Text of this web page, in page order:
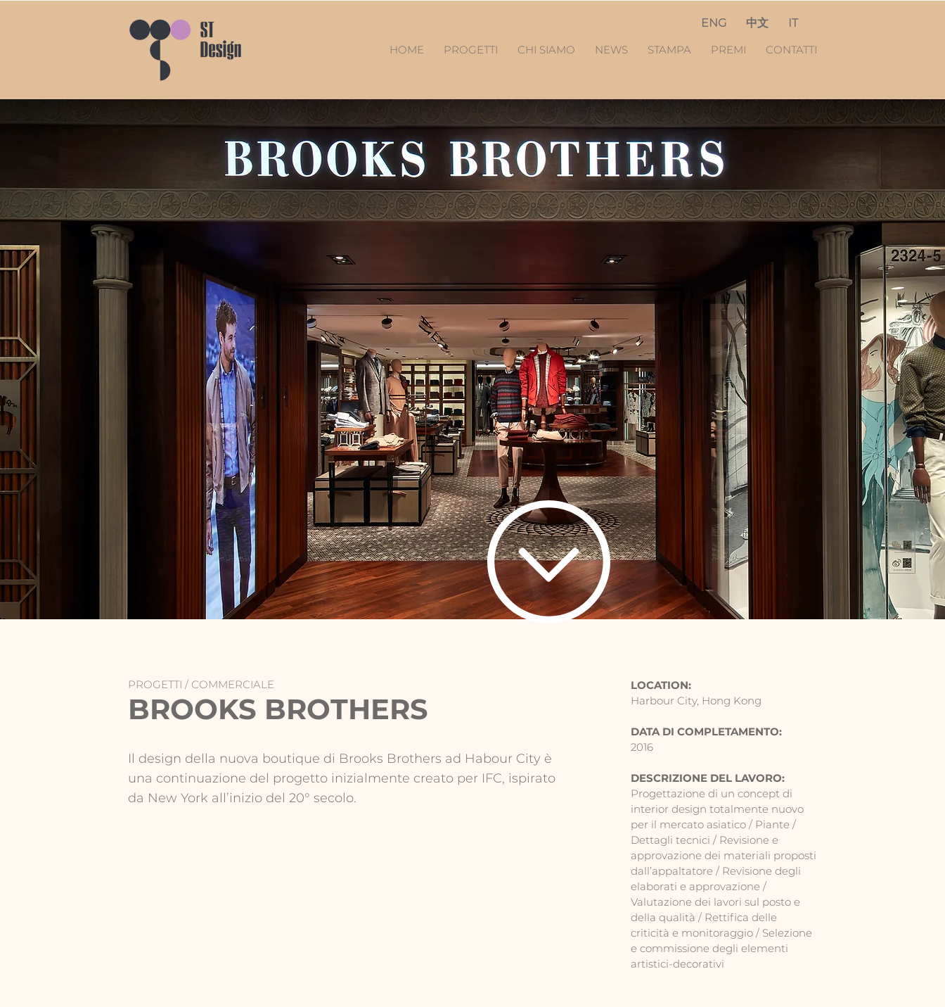
HOME PROGETTI CHI SIAMO NEWS STAMPA PREMI CONTATTI
PROGETTI / COMMERCIALE
BROOKS BROTHERS
Il design della nuova boutique di Brooks Brothers ad Habour City è
una continuazione del progetto inizialmente creato per IFC, ispirato
da New York all’inizio del 20° secolo.
LOCATION:
Harbour City, Hong Kong
DATA DI COMPLETAMENTO:
2016
DESCRIZIONE DEL LAVORO:
Progettazione di un concept di
interior design totalmente nuovo
per il mercato asiatico / Piante /
Dettagli tecnici / Revisione e
approvazione dei materiali proposti
dall’appaltatore / Revisione degli
elaborati e approvazione /
Valutazione dei lavori sul posto e
della qualità / Rettifica delle
criticità e monitoraggio / Selezione
e commissione degli elementi
artistici-decorativi
ENG 中文 IT